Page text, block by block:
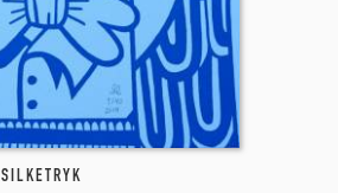
SILKETRYK